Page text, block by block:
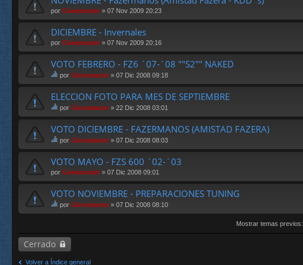
por Güesmaster » 07 Nov 2009 20:23
DICIEMBRE - Invernales
por Güesmaster » 07 Nov 2009 20:16
VOTO FEBRERO - FZ6 ´07-´08 ""S2"" NAKED
st
e
te
m
a
tie
ne
en
cu
es
ta.
por Güesmaster » 07 Dic 2008 09:18
ELECCION FOTO PARA MES DE SEPTIEMBRE
st
e
te
m
a
tie
un
en
cu
es
por Güesmaster » 22 Dic 2008 03:01
VOTO DICIEMBRE - FAZERMANOS (AMISTAD FAZERA)
st
e
te
m
tie
ne
cu
es
por Güesmaster » 07 Dic 2008 08:03
VOTO MAYO - FZS 600 ´02-´03
por Güesmaster » 07 Dic 2008 09:01
VOTO NOVIEMBRE - PREPARACIONES TUNING
st
m
a
tie
por Güesmaster » 07 Dic 2008 08:10
Mostrar temas previos:
Cerrado
Volver a Índice general